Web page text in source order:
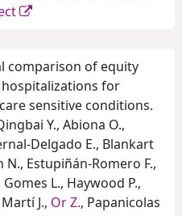
comparison of equity
for
sensitive conditions.
Y., Abiona O.,
Delgado E., Blankart
N., Estupiñán-Romero F.,
Gomes L., Haywood P.,
J., Or Z., Papanicolas